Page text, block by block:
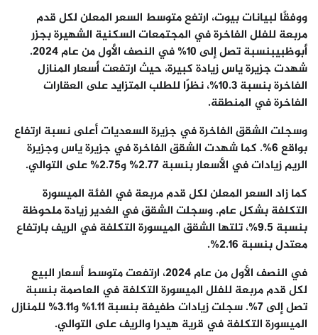
ووفقًا لبيانات بيوت، ارتفع متوسط السعر المعلن لكل قدم
مربعة للفلل الفاخرة في المجتمعات السكنية الشهيرة بجزر
أبوظبي
بنسبة تصل إلى 10% في النصف الأول من عام 2024.
شهدت جزيرة ياس زيادة كبيرة، حيث ارتفعت أسعار المنازل
الفاخرة بنسبة 10.3%، نظرًا للطلب المتزايد على العقارات
الفاخرة في المنطقة.
وسجلت الشقق الفاخرة في جزيرة السعديات أعلى نسبة ارتفاع
بواقع 6%. كما شهدت الشقق الفاخرة في جزيرة ياس وجزيرة
الريم زيادات في الأسعار بنسبة 2.77% و2.75% على التوالي
.
كما زاد السعر المعلن لكل قدم مربعة في الفئة الميسورة
التكلفة بشكل عام. وسجلت الشقق في الغدير زيادة ملحوظة
بنسبة 9.5%، تلتها الشقق الميسورة التكلفة في الريف بارتفاع
معتدل بنسبة 2.16
%.
في النصف الأول من عام 2024، ارتفعت متوسط أسعار البيع
لكل قدم مربعة للفلل الميسورة التكلفة في العاصمة بنسبة
تصل إلى 7%. سجلت زيادات طفيفة بنسبة 1.11% و3.11% للمنازل
الميسورة التكلفة في قرية هيدراوالريف على التوالي.